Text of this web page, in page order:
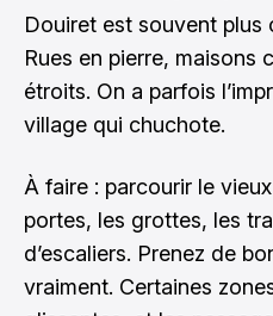
Douiret est souvent plus
Rues en pierre, maisons
étroits. On a parfois
village qui chuchote.
À faire : parcourir le
portes, les grottes, les
d’escaliers. Prenez de
vraiment. Certaines